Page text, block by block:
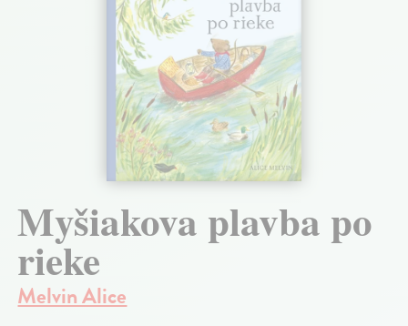
Myšiakova plavba po
rieke
Melvin Alice